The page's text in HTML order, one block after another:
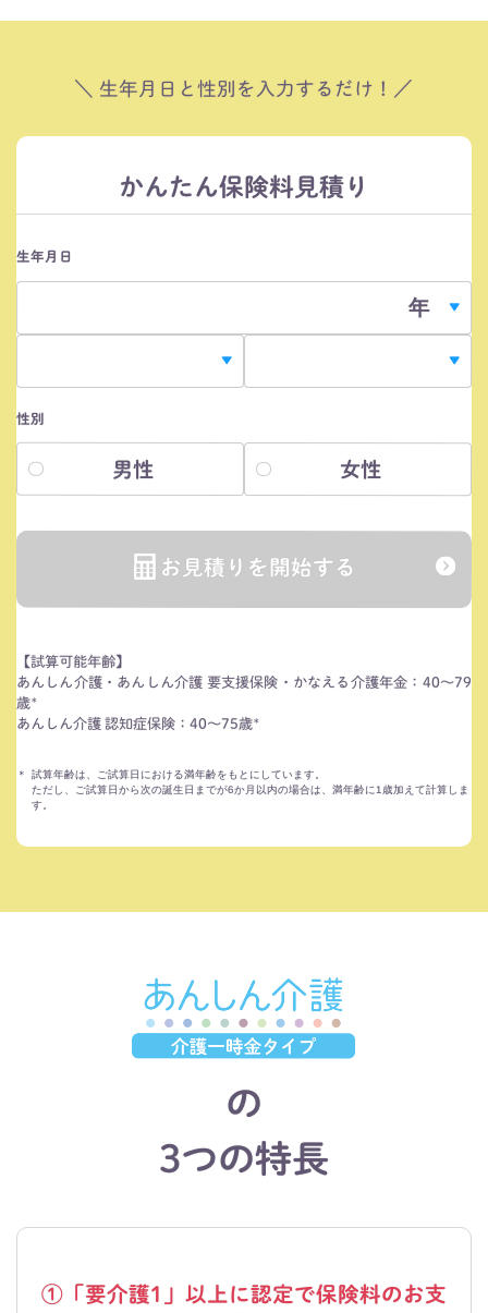
＼ 生年月日と性別を入力するだけ！／
かんたん保険料見積り
生年月日
性別
男性 女性
お見積りを開始する
【試算可能年齢】
あんしん介護・あんしん介護 要支援保険・かなえる介護年金：40～79
歳＊
あんしん介護 認知症保険：40～75歳＊
＊ 試算年齢は、ご試算日における満年齢をもとにしています。
ただし、ご試算日から次の誕生日までが6か月以内の場合は、満年齢に1歳加えて計算しま
す。
の
3つの特長
①「要介護1」以上に認定で保険料のお支